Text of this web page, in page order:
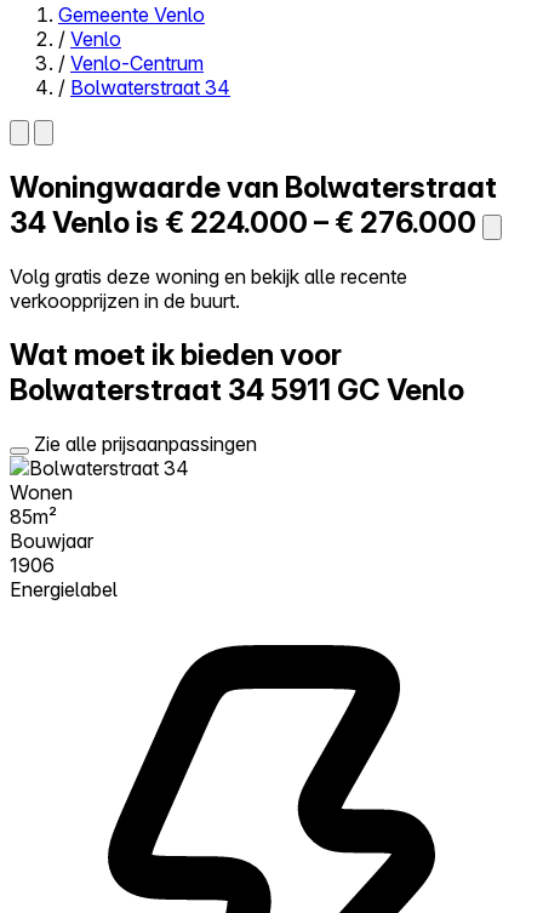
Close menu
Zelf kopen
Alles-in-één
Reviews
Log in
Gemeente Venlo
/ Venlo
/ Venlo-Centrum
/ Bolwaterstraat 34
Woningwaarde van Bolwaterstraat
34Venlo is € 224.000 – € 276.000
Volg gratis deze woning en bekijk alle recente
verkoopprijzen in de buurt.
Wat moet ik bieden voor
Bolwaterstraat 34 5911 GC Venlo
Zie alle prijsaanpassingen
Wonen
85m²
Bouwjaar
1906
Energielabel